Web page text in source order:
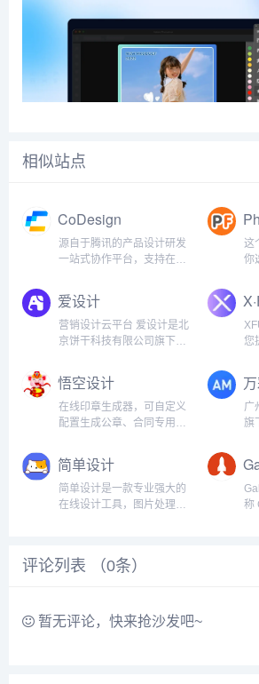
相似站点
CoDesign
源自于腾讯的产品设计研发
一站式协作平台，支持在线
自动生成设计标注切图，灵
活调用图标库、素材库，支
持多种插件上传，让产品设
计更轻松高效。...
这
你
丰
有
作
爱设计
营销设计云平台 爱设计是北
京饼干科技有限公司旗下品
您
化
您
目
悟空设计
在线印章生成器，可自定义
配置生成公章、合同专用
法人私章。支持正圆印章、
椭圆印章、方形印章。使用
说明：1.选择印章制作类
型，多种印章供你选择。2.
广
旗
制
简
简单设计
简单设计是一款专业强大的
在线设计工具，图片处理工
转换等功能，是一款良心好
称，之前...
称
评论列表 （0条）
暂无评论，快来抢沙发吧~